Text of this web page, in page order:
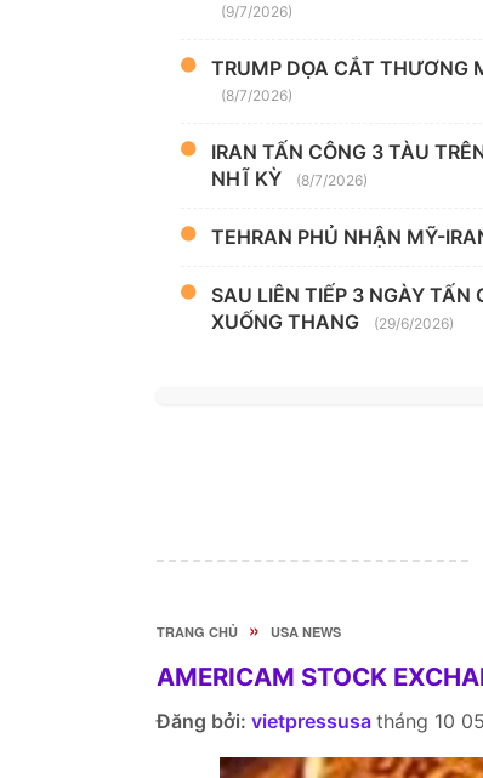
(9/7/2026)
TRUMP DỌA CẮT THƯƠNG
(8/7/2026)
IRAN TẤN CÔNG 3 TÀU
NHĨ KỲ
(8/7/2026)
TEHRAN PHỦ NHẬN MỸ-
SAU LIÊN TIẾP 3 NGÀY
XUỐNG THANG
(29/6/2026)
TRANG CHỦ » USA NEWS
AMERICAM STOCK
Đăng bởi: vietpressusa tháng 10